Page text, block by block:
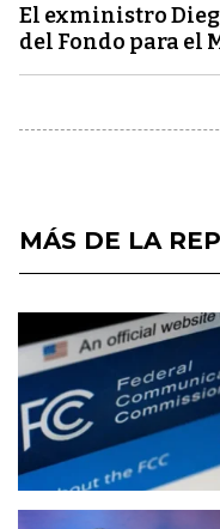
El exministro
del Fondo para el
MÁS DE LA